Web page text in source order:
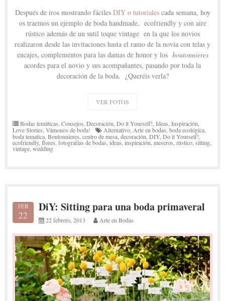
Después de iros mostrando fáciles DIY o tutorialescada semana, hoy
os traemos un ejemplo de boda handmade, ecofriendly y con aire
rústico además de un sutil toque vintage en la que los novios
realizaron desde las invitaciones hasta el ramo de la novia con telas y
encajes, complementos para las damas de honor y los boutonnieres
acordes para el novio y sus acompañantes, pasando por toda la
decoración de la boda. ¿Queréis verla?
VER FOTOS
Bodas temáticas Consejos Decoración Do it Yourself! Ideas Inspiración
Love Stories Vámonos de boda! Alternativo Arte en bodas boda ecológica
boda tematica Boutonnieres centro de mesa decoración DIY Do it Yourself!
ecofriendly, flores fotografías de bodas ideas inspiración meseros rústico sitting
vintage wedding
FEB
22
DiY: Sitting para una boda primaveral
22 febrero, 2013 Arte en Bodas